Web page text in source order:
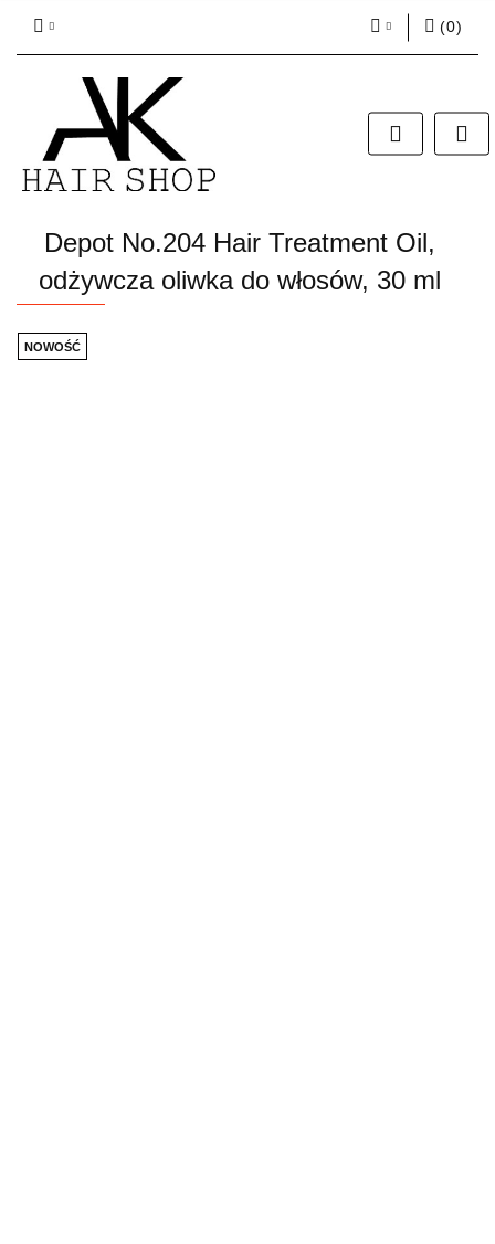
Zarejestruj się
Dodaj zgłoszenie
(0)
Depot No.204 Hair Treatment Oil,
odżywcza oliwka do włosów, 30 ml
NOWOŚĆ